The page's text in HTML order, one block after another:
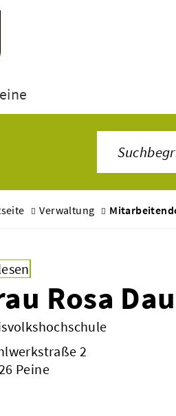
Verwaltung
Rosa
2
Peine